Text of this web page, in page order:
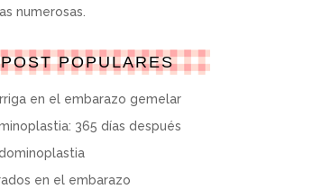
numerosas.
POST POPULARES
en el embarazo gemelar
365 días después
en el embarazo